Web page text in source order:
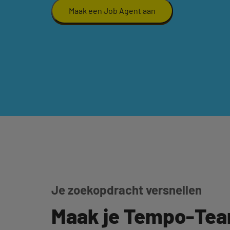
Maak een Job Agent aan
Je zoekopdracht versnellen
Maak je Tempo-